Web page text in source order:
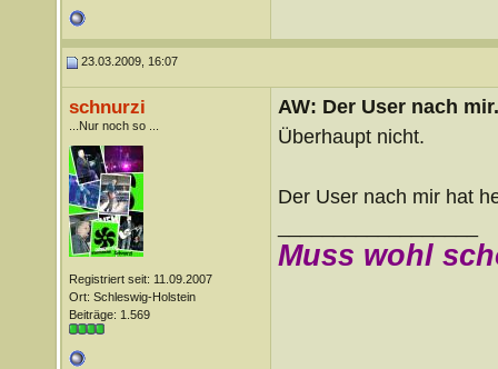
23.03.2009, 16:07
schnurzi
...Nur noch so ...
Registriert seit: 11.09.2007
Ort: Schleswig-Holstein
Beiträge: 1.569
AW: Der User nach
Überhaupt nicht.
Der User nach mir hat
Muss wohl